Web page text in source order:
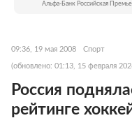
Альфа-Банк Российская
09:36, 19 мая 2008 Спорт
(обновлено: 01:13, 15 февраля
Россия
рейтинге